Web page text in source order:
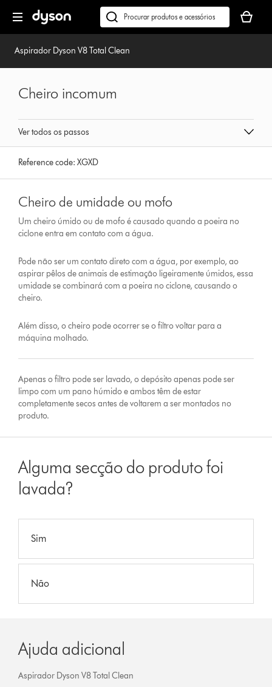
seguinte
Pesquisar
em
dyson.pt
seu
cesto
Aspirador Dyson V8 Total Clean
Ver todos os passos
Cheiro incomum
Reference code:XGXD
Cheiro de umidade ou mofo
Um cheiro úmido ou de mofo é causado quando a poeira no
ciclone entra em contato com a água.
Pode não ser um contato direto com a água, por exemplo, ao
aspirar pêlos de animais de estimação ligeiramente úmidos, essa
umidade se combinará com a poeira no ciclone, causando o
cheiro.
Além disso, o cheiro pode ocorrer se o filtro voltar para a
máquina molhado.
Apenas o filtro pode ser lavado, o depósito apenas pode ser
limpo com um pano húmido e ambos têm de estar
completamente secos antes de voltarem a ser montados no
produto.
Alguma secção do produto foi
lavada?
Sim
Não
Ajuda adicional
Aspirador Dyson V8 Total Clean